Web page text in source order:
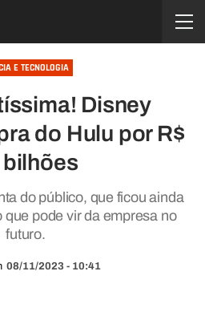
E TECNOLOGIA
Disney
do Hulu por R$
bilhões
do público, que ficou ainda
que pode vir da empresa no
futuro.
08/11/2023 - 10:41